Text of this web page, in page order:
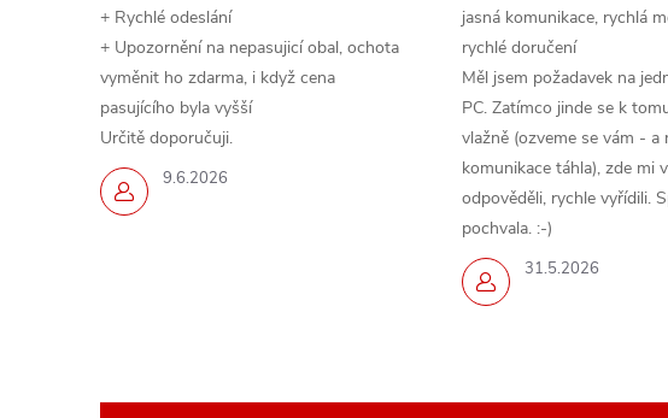
9.6.2026
+ Rychlé odeslání
+ Upozornění na nepasujicí obal, ochota
vyměnit ho zdarma, i když cena
pasujícího byla vyšší
Určitě doporučuji.
31.5.2026
jasná komunikace, rychlá
rychlé doručení
Měl jsem požadavek na
PC. Zatímco jinde se k
vlažně (ozveme se vám - a
komunikace táhla), zde mi
odpověděli, rychle vyřídili.
pochvala. :-)